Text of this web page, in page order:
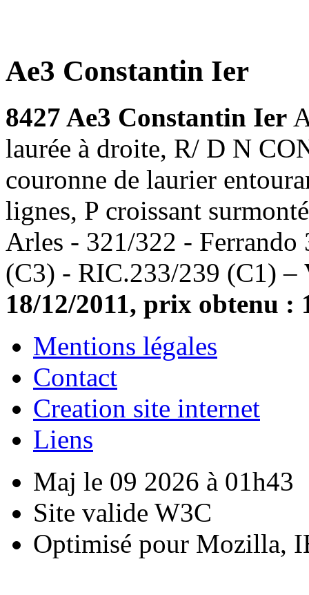
Ae3 Constantin Ier
8427 Ae3 Constantin Ier
laurée à droite, R/ D N
couronne de laurier
lignes, P croissant
Arles - 321/322 -
(C3) - RIC.233/239 (C1) –
18/12/2011, prix obtenu :
Mentions légales
Contact
Creation site internet
Liens
Maj le 09 2026 à 01h43
Site valide W3C
Optimisé pour Mozilla,